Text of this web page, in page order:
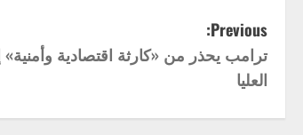
P
o
s
Previous:
ترامب يحذر من «كارثة اقتصادية
العليا